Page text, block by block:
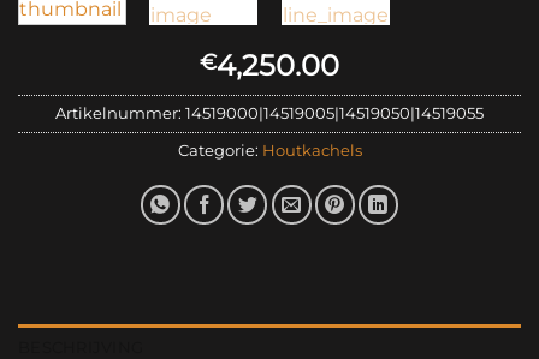
€4,250.00
Artikelnummer: 14519000|14519005|14519050|14519055
Categorie: Houtkachels